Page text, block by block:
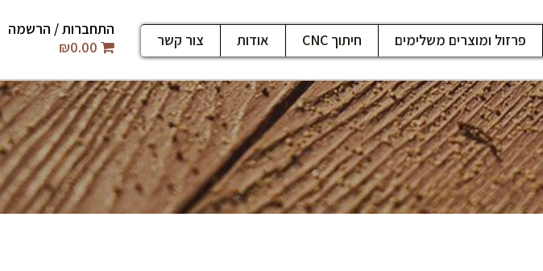
פרזול ומוצרים משלימים חיתוך CNC אודות צור קשר
התחברות / הרשמה
₪0.00